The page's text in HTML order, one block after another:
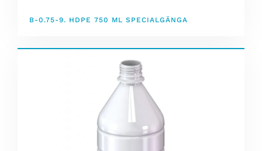
B-0.75-9. HDPE 750 ML SPECIALGÄNGA